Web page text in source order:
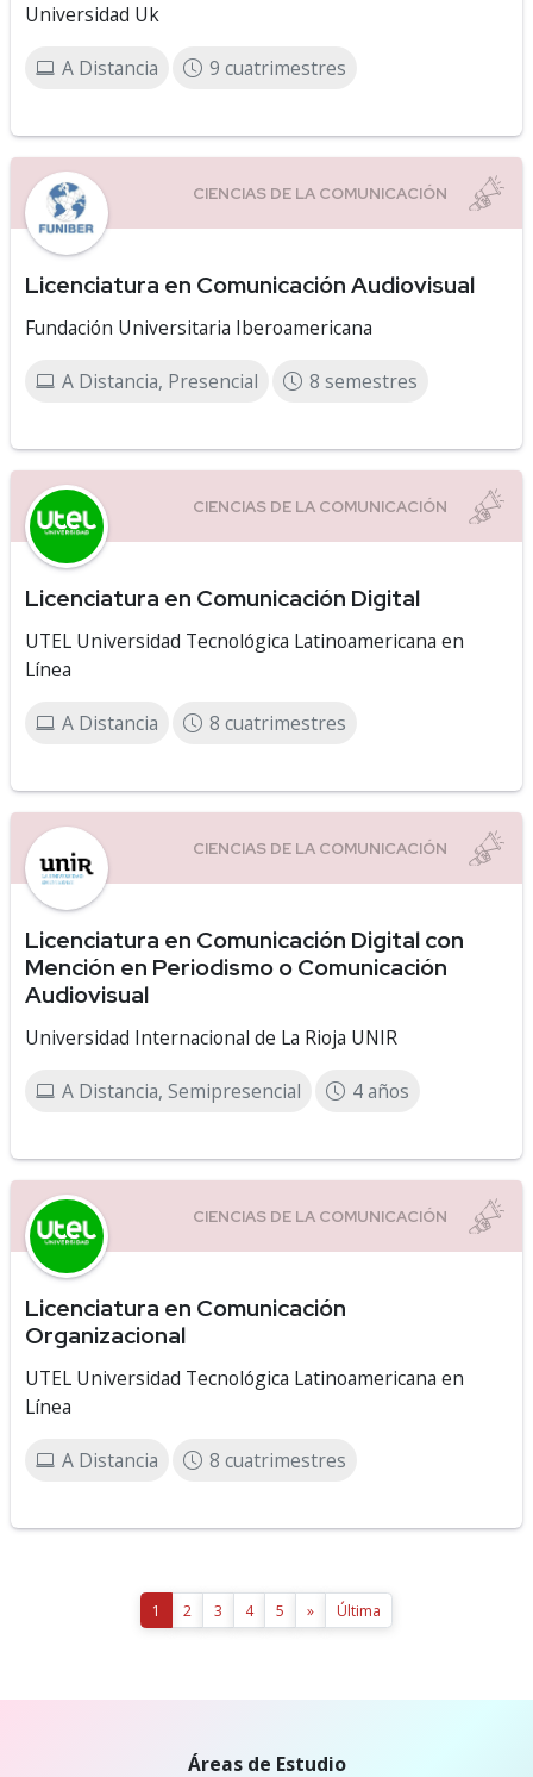
Universidad Uk
A Distancia 9 cuatrimestres
Licenciatura en Comunicación Audiovisual
Fundación Universitaria Iberoamericana
A Distancia, Presencial 8 semestres
Licenciatura en Comunicación Digital
UTEL Universidad Tecnológica Latinoamericana en
Línea
A Distancia 8 cuatrimestres
Licenciatura en Comunicación Digital con
Mención en Periodismo o Comunicación
Audiovisual
Universidad Internacional de La Rioja UNIR
A Distancia, Semipresencial 4 años
Licenciatura en Comunicación
Organizacional
UTEL Universidad Tecnológica Latinoamericana en
Línea
A Distancia 8 cuatrimestres
1 2 3 4 5 » Última
Áreas de Estudio